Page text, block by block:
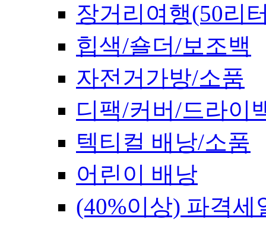
장거리여행(50리
힙색/숄더/보조백
자전거가방/소품
디팩/커버/드라이
텍티컬 배낭/소품
어린이 배낭
(40%이상) 파격세